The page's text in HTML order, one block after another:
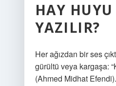
HAY
YAZILIR?
Her ağızdan bir ses
gürültü veya kargaşa:
(Ahmed Midhat